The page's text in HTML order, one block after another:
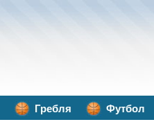
Гребля Футбол